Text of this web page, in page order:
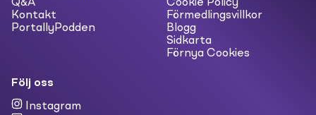
Q&A
Kontakt
PortallyPodden
Cookie Policy
Förmedlingsvillkor
Blogg
Sidkarta
Förnya Cookies
Följ oss
Instagram